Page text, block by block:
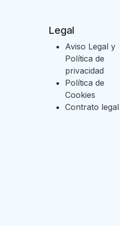
Legal
Aviso Legal y
Política de
privacidad
Política de
Cookies
Contrato legal